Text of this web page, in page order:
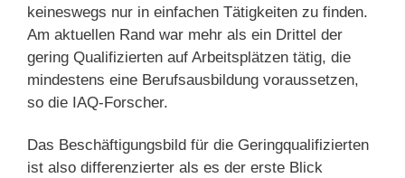
keineswegs nur in einfachen Tätigkeiten zu finden.
Am aktuellen Rand war mehr als ein Drittel der
gering Qualifizierten auf Arbeitsplätzen tätig, die
mindestens eine Berufsausbildung voraussetzen,
so die IAQ-Forscher.
Das Beschäftigungsbild für die Geringqualifizierten
ist also differenzierter als es der erste Blick